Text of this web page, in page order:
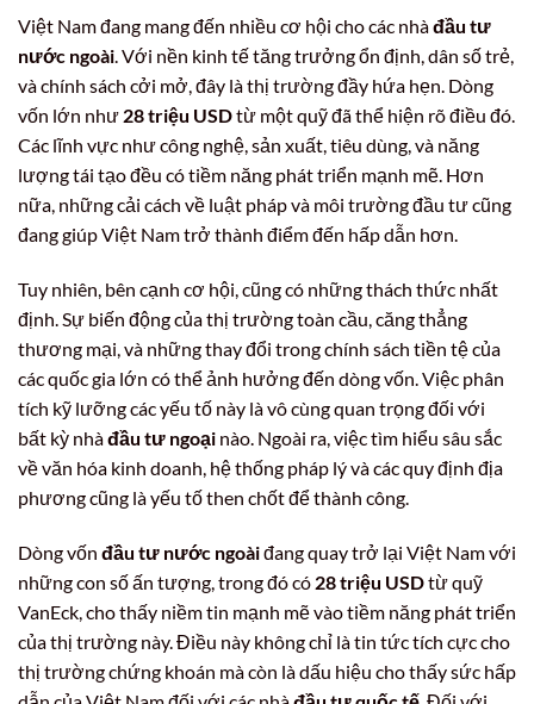
Việt Nam đang mang đến nhiều cơ hội cho các nhàđầu tư
nước ngoài. Với nền kinh tế tăng trưởng ổn định, dân số trẻ,
và chính sách cởi mở, đây là thị trường đầy hứa hẹn. Dòng
vốn lớn như 28 triệu USDtừ một quỹ đã thể hiện rõ điều đó.
Các lĩnh vực như công nghệ, sản xuất, tiêu dùng, và năng
lượng tái tạo đều có tiềm năng phát triển mạnh mẽ. Hơn
nữa, những cải cách về luật pháp và môi trường đầu tư cũng
đang giúp Việt Nam trở thành điểm đến hấp dẫn hơn.
Tuy nhiên, bên cạnh cơ hội, cũng có những thách thức nhất
định. Sự biến động của thị trường toàn cầu, căng thẳng
thương mại, và những thay đổi trong chính sách tiền tệ của
các quốc gia lớn có thể ảnh hưởng đến dòng vốn. Việc phân
tích kỹ lưỡng các yếu tố này là vô cùng quan trọng đối với
bất kỳ nhàđầu tư ngoại nào. Ngoài ra, việc tìm hiểu sâu sắc
về văn hóa kinh doanh, hệ thống pháp lý và các quy định địa
phương cũng là yếu tố then chốt để thành công.
Dòng vốn đầu tư nước ngoàiđang quay trở lại Việt Nam với
những con số ấn tượng, trong đó có 28 triệu USDtừ quỹ
VanEck, cho thấy niềm tin mạnh mẽ vào tiềm năng phát triển
của thị trường này. Điều này không chỉ là tin tức tích cực cho
thị trường chứng khoán mà còn là dấu hiệu cho thấy sức hấp